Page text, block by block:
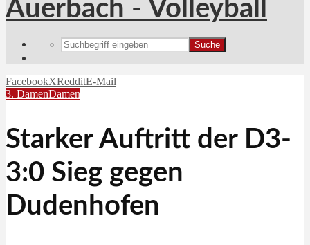
Suche
FacebookXRedditE-Mail
3. DamenDamen
Starker Auftritt der D3-
3:0 Sieg gegen
Dudenhofen